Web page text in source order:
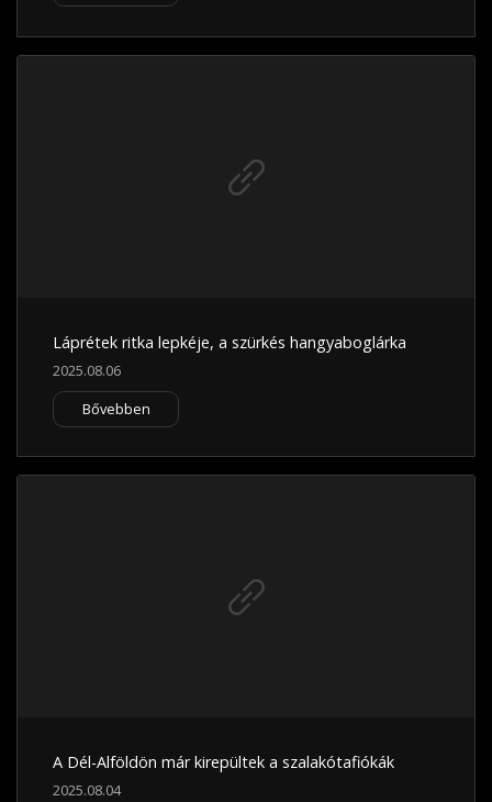
Láprétek ritka lepkéje, a szürkés hangyaboglárka
2025.08.06
Bővebben
A Dél-Alföldön már kirepültek a szalakótafiókák
2025.08.04